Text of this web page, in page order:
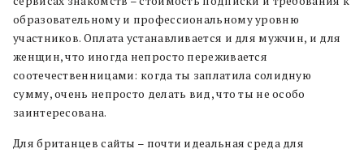
образовательному и профессиональному уровню
участников. Оплата устанавливается и для мужчин, и для
женщин, что иногда непросто переживается
соотечественницами: когда ты заплатила солидную
сумму, очень непросто делать вид, что ты не особо
заинтересована.
Для британцев сайты – почти идеальная среда для